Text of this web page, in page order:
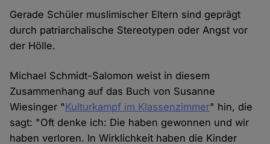
Gerade Schüler muslimischer Eltern sind geprägt
durch patriarchalische Stereotypen oder Angst vor
der Hölle.
Michael Schmidt-Salomon weist in diesem
Zusammenhang auf das Buch von Susanne
Wiesinger "Kulturkampf im Klassenzimmer" hin, die
sagt: "Oft denke ich: Die haben gewonnen und wir
haben verloren. In Wirklichkeit haben die Kinder